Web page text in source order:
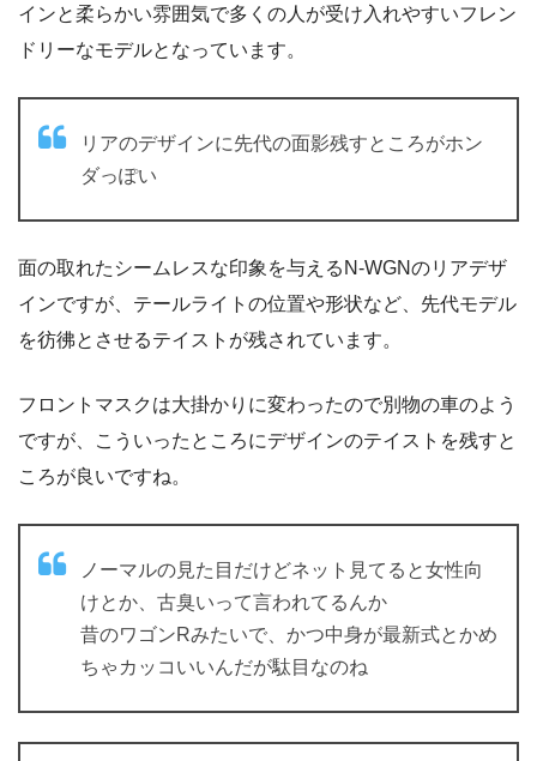
インと柔らかい雰囲気で多くの人が受け入れやすいフレン
ドリーなモデルとなっています。
リアのデザインに先代の面影残すところがホン
ダっぽい
面の取れたシームレスな印象を与えるN-WGNのリアデザ
インですが、テールライトの位置や形状など、先代モデル
を彷彿とさせるテイストが残されています。
フロントマスクは大掛かりに変わったので別物の車のよう
ですが、こういったところにデザインのテイストを残すと
ころが良いですね。
ノーマルの見た目だけどネット見てると女性向
けとか、古臭いって言われてるんか
昔のワゴンRみたいで、かつ中身が最新式とかめ
ちゃカッコいいんだが駄目なのね